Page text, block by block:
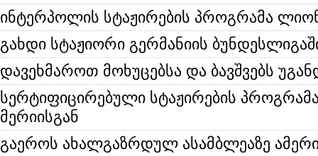
ინტერპოლის სტაჟირების პროგრამა
გახდი სტაჟიორი გერმანიის
დავეხმაროთ მოხუცებსა და ბავშვებს
სერტიფიცირებული სტაჟირების
მერიისგან
გაეროს ახალგაზრდულ ასამბლეაზე